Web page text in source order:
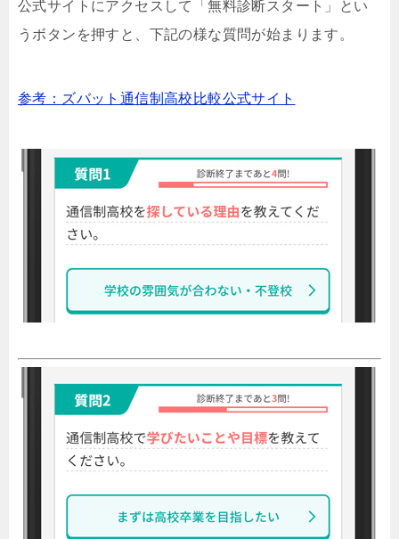
公式サイトにアクセスして「無料診断スタート」とい
うボタンを押すと、下記の様な質問が始まります。
参考：ズバット通信制高校比較公式サイト